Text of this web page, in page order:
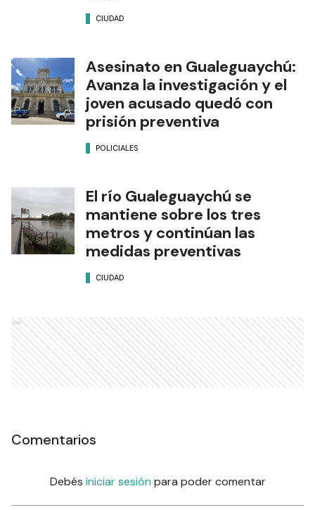
CIUDAD
Asesinato en Gualeguaychú:
Avanza la investigación y el
joven acusado quedó con
prisión preventiva
POLICIALES
El río Gualeguaychú se
mantiene sobre los tres
metros y continúan las
medidas preventivas
CIUDAD
Ads
Comentarios
Debés iniciar sesión para poder comentar